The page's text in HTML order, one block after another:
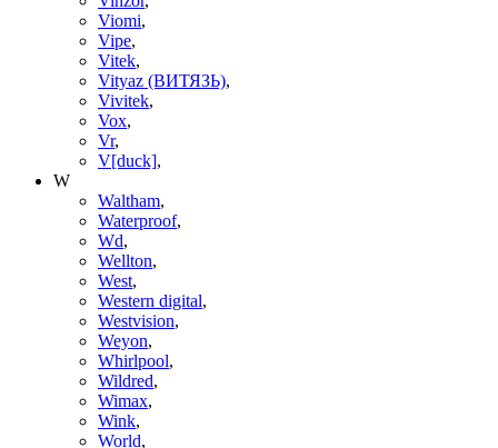
Viomi,
Vipe,
Vitek,
Vityaz (ВИТЯЗЬ),
Vivitek,
Vox,
Vr,
V[duck],
W
Waltham,
Waterproof,
Wd,
Wellton,
West,
Western digital,
Westvision,
Weyon,
Whirlpool,
Wildred,
Wimax,
Wink,
World,